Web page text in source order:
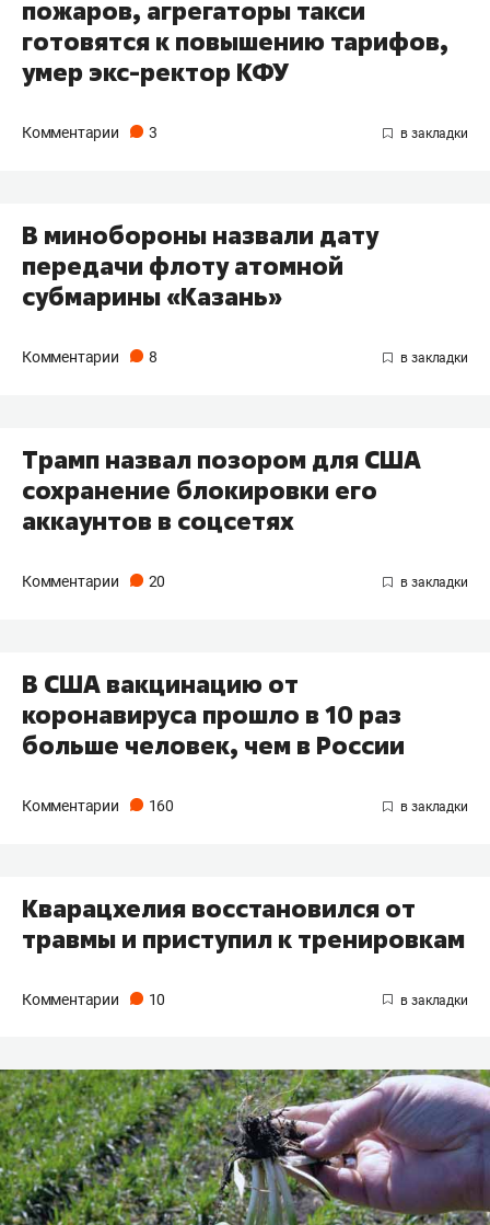
пожаров, агрегаторы такси
готовятся к повышению тарифов,
умер экс-ректор КФУ
Комментарии 3
В минобороны назвали дату
передачи флоту атомной
субмарины «Казань»
Комментарии 8
Трамп назвал позором для США
сохранение блокировки его
аккаунтов в соцсетях
Комментарии 20
В США вакцинацию от
коронавируса прошло в 10 раз
больше человек, чем в России
Комментарии 160
Кварацхелия восстановился от
травмы и приступил к тренировкам
Комментарии 10